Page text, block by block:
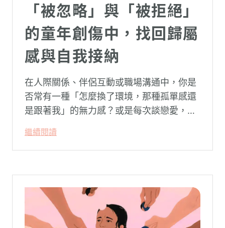
「被忽略」與「被拒絕」
的童年創傷中，找回歸屬
感與自我接納
在人際關係、伴侶互動或職場溝通中，你是
否常有一種「怎麼換了環境，那種孤單感還
是跟著我」的無力感？或是每次談戀愛，總
卻演變成兩敗俱傷？
繼續閱讀